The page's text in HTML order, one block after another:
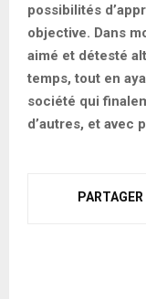
possibilités
objective. Dans
aimé et détesté
temps, tout en
société qui
d’autres, et avec
PARTAGER